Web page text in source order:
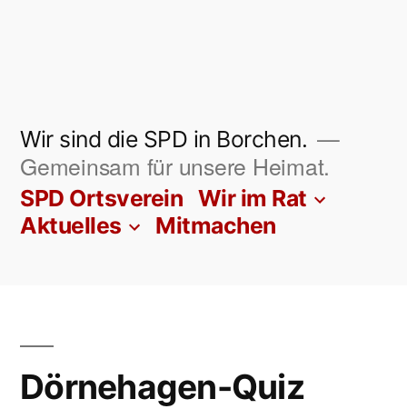
Wir sind die SPD in Borchen.
Gemeinsam für unsere Heimat.
SPD Ortsverein Wir im Rat
Aktuelles
Mitmachen
Dörnehagen-Quiz